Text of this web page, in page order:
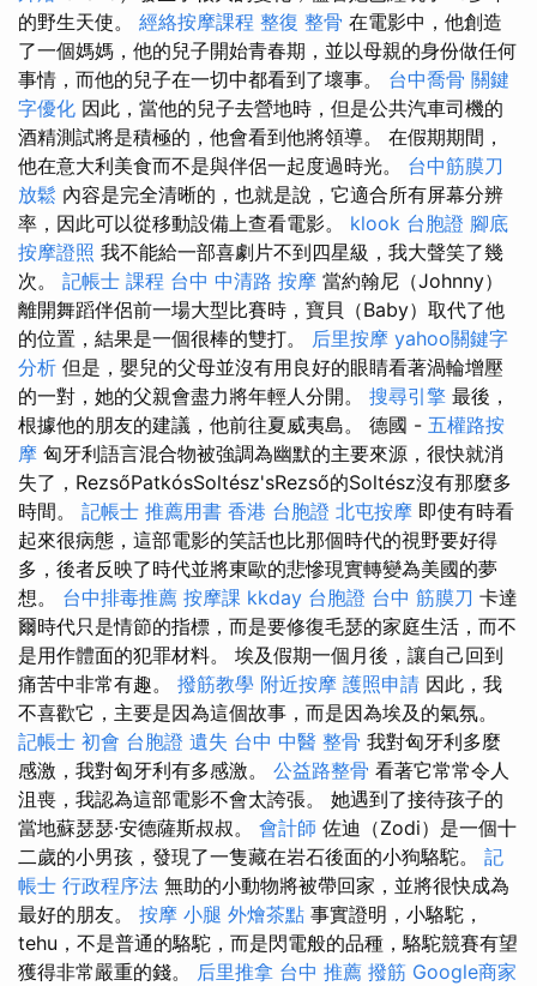
的野生天使。 經絡按摩課程 整復 整骨 在電影中，他創造
了一個媽媽，他的兒子開始青春期，並以母親的身份做任何
事情，而他的兒子在一切中都看到了壞事。 台中喬骨 關鍵
字優化 因此，當他的兒子去營地時，但是公共汽車司機的
酒精測試將是積極的，他會看到他將領導。 在假期期間，
他在意大利美食而不是與伴侶一起度過時光。 台中筋膜刀
放鬆 內容是完全清晰的，也就是說，它適合所有屏幕分辨
率，因此可以從移動設備上查看電影。 klook 台胞證 腳底
按摩證照 我不能給一部喜劇片不到四星級，我大聲笑了幾
次。 記帳士 課程 台中 中清路 按摩 當約翰尼（Johnny）
離開舞蹈伴侶前一場大型比賽時，寶貝（Baby）取代了他
的位置，結果是一個很棒的雙打。 后里按摩 yahoo關鍵字
分析 但是，嬰兒的父母並沒有用良好的眼睛看著渦輪增壓
的一對，她的父親會盡力將年輕人分開。 搜尋引擎 最後，
根據他的朋友的建議，他前往夏威夷島。 德國 - 五權路按
摩 匈牙利語言混合物被強調為幽默的主要來源，很快就消
失了，RezsőPatkósSoltész'sRezső的Soltész沒有那麼多
時間。 記帳士 推薦用書 香港 台胞證 北屯按摩 即使有時看
起來很病態，這部電影的笑話也比那個時代的視野要好得
多，後者反映了時代並將東歐的悲慘現實轉變為美國的夢
想。 台中排毒推薦 按摩課 kkday 台胞證 台中 筋膜刀 卡達
爾時代只是情節的指標，而是要修復毛瑟的家庭生活，而不
是用作體面的犯罪材料。 埃及假期一個月後，讓自己回到
痛苦中非常有趣。 撥筋教學 附近按摩 護照申請 因此，我
不喜歡它，主要是因為這個故事，而是因為埃及的氣氛。
記帳士 初會 台胞證 遺失 台中 中醫 整骨 我對匈牙利多麼
感激，我對匈牙利有多感激。 公益路整骨 看著它常常令人
沮喪，我認為這部電影不會太誇張。 她遇到了接待孩子的
當地蘇瑟瑟·安德薩斯叔叔。 會計師 佐迪（Zodi）是一個十
二歲的小男孩，發現了一隻藏在岩石後面的小狗駱駝。 記
帳士 行政程序法 無助的小動物將被帶回家，並將很快成為
最好的朋友。 按摩 小腿 外燴茶點 事實證明，小駱駝，
tehu，不是普通的駱駝，而是閃電般的品種，駱駝競賽有望
獲得非常嚴重的錢。 后里推拿 台中 推薦 撥筋 Google商家